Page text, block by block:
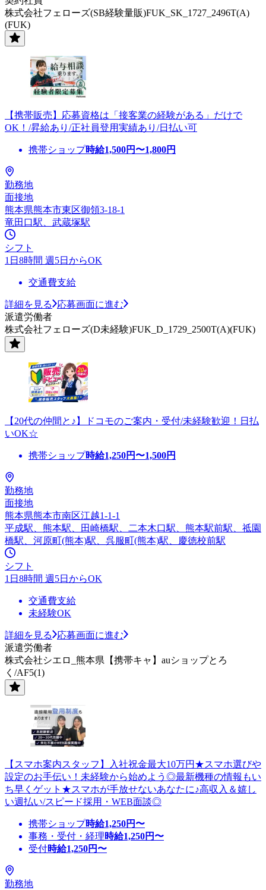
株式会社フェローズ(SB経験量販)FUK_SK_1727_2496T(A)
(FUK)
【携帯販売】応募資格は「接客業の経験がある」だけで
OK！/昇給あり/正社員登用実績あり/日払い可
携帯ショップ時給1,500円〜1,800円
勤務地
面接地
熊本県熊本市東区御領3-18-1
竜田口駅、武蔵塚駅
シフト
1日8時間 週5日からOK
交通費支給
詳細を見る
応募画面に進む
派遣労働者
株式会社フェローズ(D未経験)FUK_D_1729_2500T(A)(FUK)
【20代の仲間と♪】ドコモのご案内・受付/未経験歓迎！日払
いOK☆
携帯ショップ時給1,250円〜1,500円
勤務地
面接地
熊本県熊本市南区江越1-1-1
平成駅、熊本駅、田崎橋駅、二本木口駅、熊本駅前駅、祗園
橋駅、河原町(熊本)駅、呉服町(熊本)駅、慶徳校前駅
シフト
1日8時間 週5日からOK
交通費支給
未経験OK
詳細を見る
応募画面に進む
派遣労働者
株式会社シエロ_熊本県【携帯キャ】auショップとろ
く/AF5(1)
【スマホ案内スタッフ】入社祝金最大10万円★スマホ選びや
設定のお手伝い！未経験から始めよう◎最新機種の情報もい
ち早くゲット★スマホが手放せないあなたに♪高収入＆嬉し
い週払い/スピード採用・WEB面談◎
携帯ショップ時給1,250円〜
事務・受付・経理時給1,250円〜
受付時給1,250円〜
勤務地